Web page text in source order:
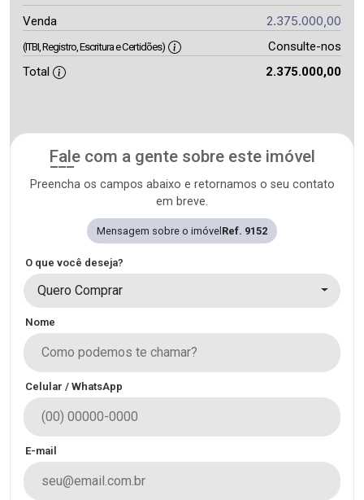
Venda 2.375.000,00
(ITBI, Registro, Escritura e Certidões)
Consulte-nos
Total
2.375.000,00
Fale com a gente sobre este imóvel
Preencha os campos abaixo e retornamos o seu contato
em breve.
Mensagem sobre o imóvelRef. 9152
O que você deseja?
Quero Comprar
Nome
Celular / WhatsApp
E-mail